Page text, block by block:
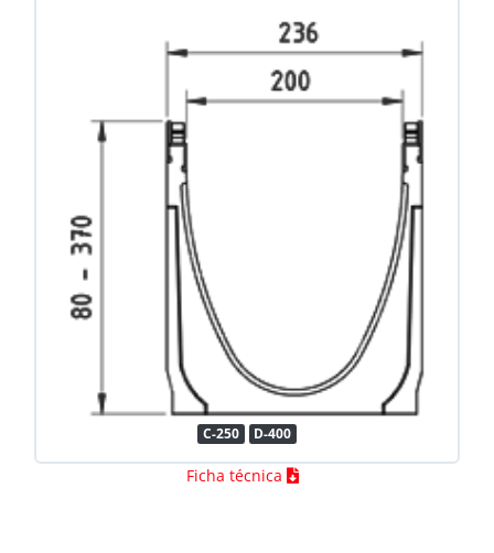
C-250 D-400
Ficha técnica